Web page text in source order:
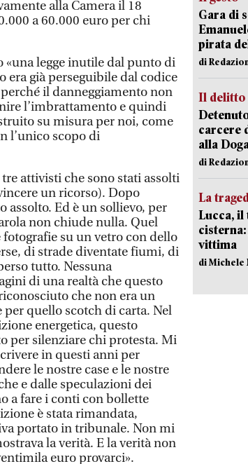
alla Camera il 18
a 60.000 euro per chi
«una legge inutile dal punto di
era già perseguibile dal codice
il danneggiamento non
l’imbrattamento e quindi
su misura per noi, come
l’unico scopo di
attivisti che sono stati assolti
un ricorso). Dopo
assolto. Ed è un sollievo, per
non chiude nulla. Quel
su un vetro con dello
di strade diventate fiumi, di
tutto. Nessuna
di una realtà che questo
che non era un
quello scotch di carta. Nel
energetica, questo
per silenziare chi protesta. Mi
in questi anni per
le nostre case e le nostre
e dalle speculazioni dei
a fare i conti con bollette
è stata rimandata,
portato in tribunale. Non mi
la verità. E la verità non
euro provarci».
Gara di
pirata
di
Il delitto
carcere
alla
di
La
Lucca, il
vittima
di Michele